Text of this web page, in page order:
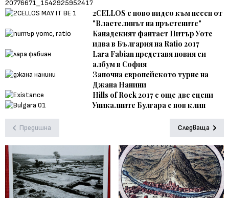
2CELLOS с ново видео към песен от
"Властелинът на пръстените"
Канадският фантаст Питър Уотс
идва в България на Ratio 2017
Lara Fabian представя новия си
албум в София
Започна европейското турне на
Джана Нанини
Hills of Rock 2017 с още две сцени
Уникалните Булгара с нов клип
Предишна Следваща